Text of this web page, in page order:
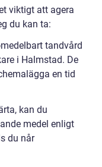
viktigt att agera
du kan ta:
tandvård
i Halmstad. De
en tid
kan du
medel enligt
du når